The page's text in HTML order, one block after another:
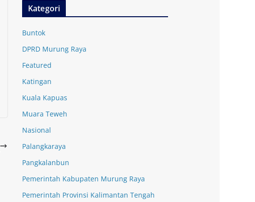
Kategori
Buntok
DPRD Murung Raya
Featured
Katingan
Kuala Kapuas
Muara Teweh
Nasional
Palangkaraya
Pangkalanbun
Pemerintah Kabupaten Murung Raya
Pemerintah Provinsi Kalimantan Tengah